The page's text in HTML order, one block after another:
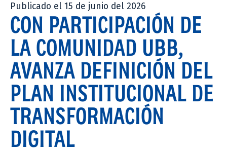
Publicado el 15 de junio del 2026
CON PARTICIPACIÓN DE
LA COMUNIDAD UBB,
AVANZA DEFINICIÓN DEL
PLAN INSTITUCIONAL DE
TRANSFORMACIÓN
DIGITAL